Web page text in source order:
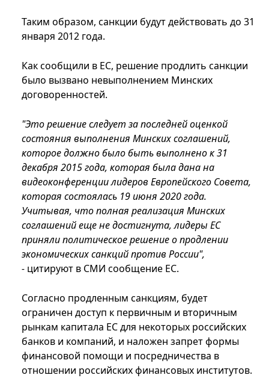
Таким образом, санкции будут действовать до 31
января 2012 года.
Как сообщили в ЕС, решение продлить санкции
было вызвано невыполнением Минских
договоренностей.
"Это решение следует за последней оценкой
состояния выполнения Минских соглашений,
которое должно было быть выполнено к 31
декабря 2015 года, которая была дана на
видеоконференции лидеров Европейского Совета,
которая состоялась 19 июня 2020 года.
Учитывая, что полная реализация Минских
соглашений еще не достигнута, лидеры ЕС
приняли политическое решение о продлении
экономических санкций против России",
- цитируют в СМИ сообщение ЕС.
Согласно продленным санкциям, будет
ограничен доступ к первичным и вторичным
рынкам капитала ЕС для некоторых российских
банков и компаний, и наложен запрет формы
финансовой помощи и посредничества в
отношении российских финансовых институтов.